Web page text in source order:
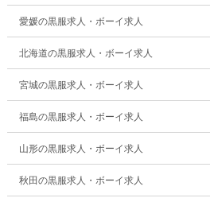
愛媛の黒服求人・ボーイ求人
北海道の黒服求人・ボーイ求人
宮城の黒服求人・ボーイ求人
福島の黒服求人・ボーイ求人
山形の黒服求人・ボーイ求人
秋田の黒服求人・ボーイ求人